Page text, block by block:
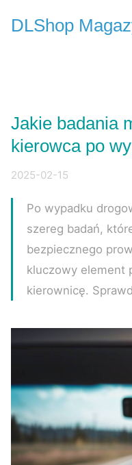
DLShop
Jakie badania
kierowca po
2025-02-15
Po wypadku
szereg badań,
bezpiecznego
kluczowy element
kierownicę.